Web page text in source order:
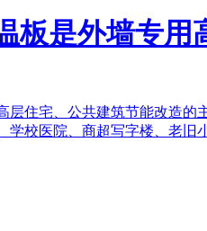
板是外墙专用
住宅、公共建筑节能改造
校医院、商超写字楼、老